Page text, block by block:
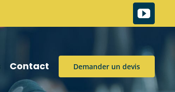
Contact Demander un devis